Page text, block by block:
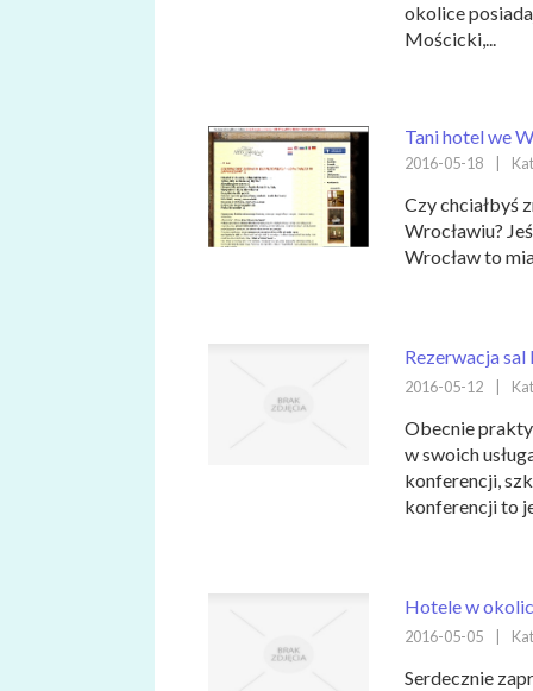
okolice
Mościcki,...
Tani hotel we
2016-05-18
Czy chciałbyś
Wrocławiu?
Wrocław to
Rezerwacja
2016-05-12
Obecnie
w swoich
konferencji,
konferencji to
Hotele w
2016-05-05
Serdecznie